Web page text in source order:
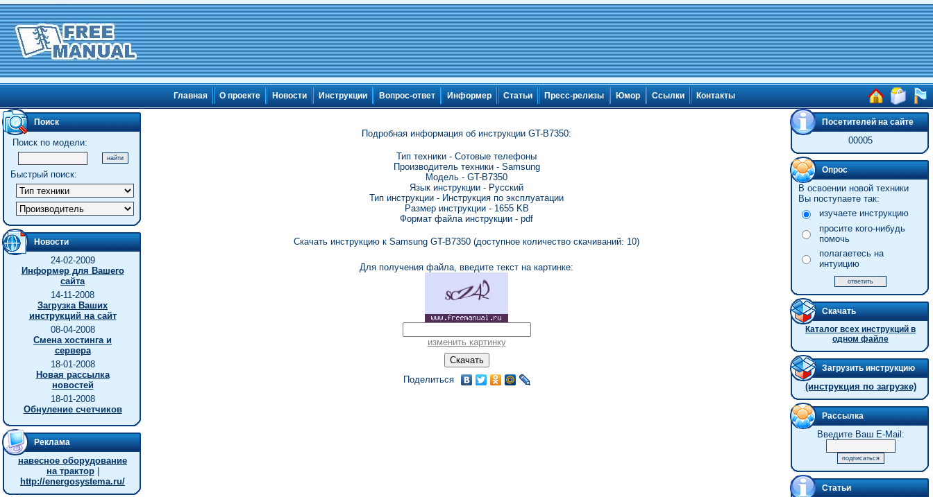
Главная О проекте Новости Инструкции Вопрос-ответ Информер Статьи Пресс-релизы Юмор Ссылки Контакты
Поиск
Поиск по модели:
Быстрый поиск:
Новости
24-02-2009
Информер для Вашего
сайта
14-11-2008
Загрузка Ваших
инструкций на сайт
08-04-2008
Смена хостинга и
сервера
18-01-2008
Новая рассылка
новостей
18-01-2008
Обнуление счетчиков
Реклама
навесное оборудование
на трактор|
http://energosystema.ru/
Подробная информация об инструкции GT-B7350:
Тип техники - Сотовые телефоны
Производитель техники - Samsung
Модель - GT-B7350
Язык инструкции - Русский
Тип инструкции - Инструкция по эксплуатации
Размер инструкции - 1655 KB
Формат файла инструкции - pdf
Скачать инструкцию к Samsung GT-B7350 (доступное количество скачиваний: 10)
Для получения файла, введите текст на картинке:
изменить картинку
Поделиться
Посетителей на сайте
00005
Опрос
В освоении новой техники
Вы поступаете так:
изучаете инструкцию
просите кого-нибудь
помочь
полагаетесь на
интуицию
Скачать
Каталог всех инструкций в
одном файле
Загрузить инструкцию
(инструкция по загрузке)
Рассылка
Введите Ваш E-Mail:
Статьи